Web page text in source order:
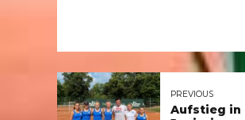
PREVIOUS
Aufstieg in